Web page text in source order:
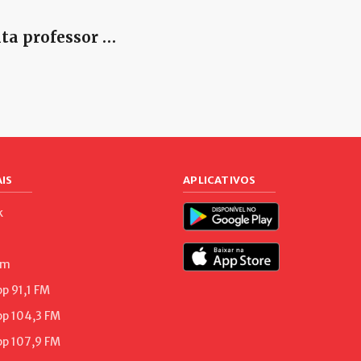
professor …
91,1 FM
104,3 FM
107,9 FM
APLICATIVOS